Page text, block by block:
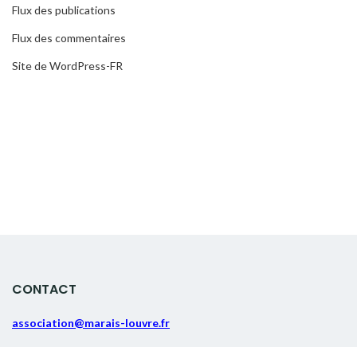
Flux des publications
Flux des commentaires
Site de WordPress-FR
CONTACT
association@marais-louvre.fr